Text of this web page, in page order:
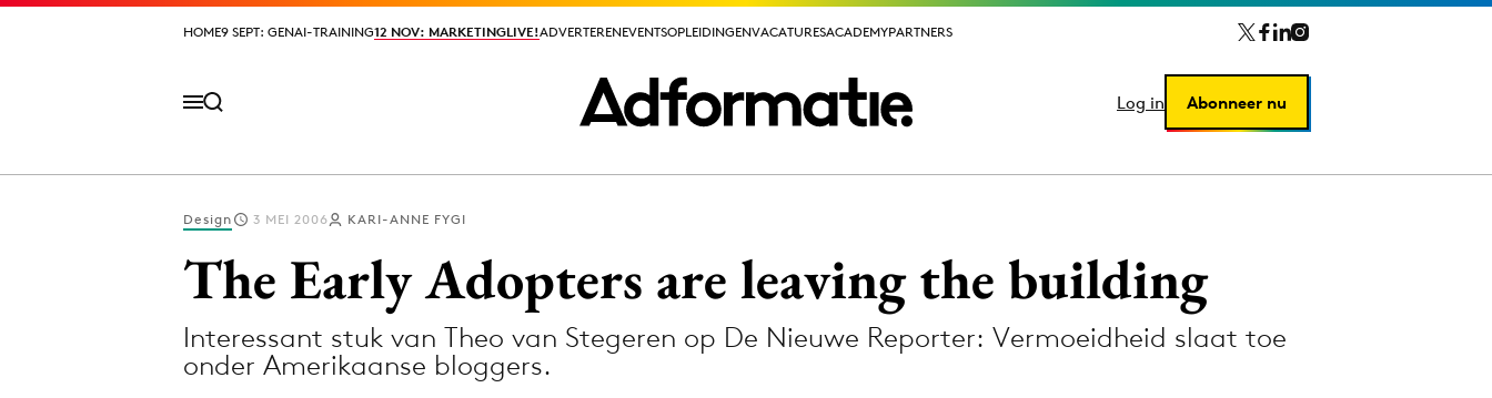
HOME9 SEPT: GENAI-TRAINING12 NOV: MARKETINGLIVE!ADVERTERENEVENTSOPLEIDINGENVACATURESACADEMYPARTNERS
Log in Abonneer nu
HOME9 SEPT: GENAI-TRAINING12 NOV: MARKETINGLIVE!ADVERTERENEVENTSOPLEIDINGENVACATURESACADEMYPARTNERS
Log in Abonneer nu
Design 3 MEI 2006 KARI-ANNE FYGI
The Early Adopters are leaving the building
Interessant stuk van Theo van Stegeren op De Nieuwe Reporter: Vermoeidheid slaat toe
onder Amerikaanse bloggers.